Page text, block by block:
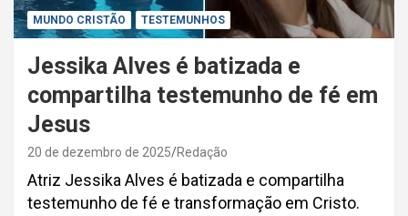
MUNDO CRISTÃO TESTEMUNHOS
Jessika Alves é batizada e
compartilha testemunho de fé em
Jesus
20 de dezembro de 2025 Redação
Atriz Jessika Alves é batizada e compartilha
testemunho de fé e transformação em Cristo.